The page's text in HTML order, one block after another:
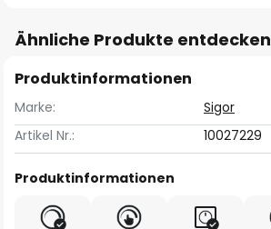
Ähnliche Produkte entdecken
Produktinformationen
Marke:
Sigor
Artikel Nr.:
10027229
Produktinformationen